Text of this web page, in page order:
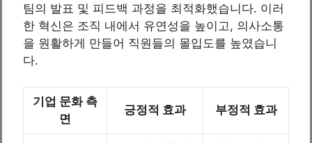
팀의 발표 및 피드백 과정을 최적화했습니다. 이러
한 혁신은 조직 내에서 유연성을 높이고, 의사소통
을 원활하게 만들어 직원들의 몰입도를 높였습니
다.
기업 문화 측
면
긍정적 효과 부정적 효과